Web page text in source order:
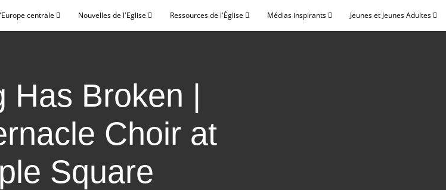
centrale Nouvelles de l'Eglise Ressources de l'Église Médias inspirants Jeunes et Jeunes Adultes
Has Broken |
Choir at
Square